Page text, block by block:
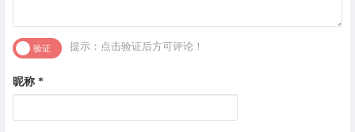
提示：点击验证后方可评论！
昵称 *